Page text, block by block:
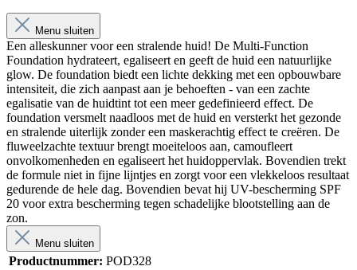
Menu sluiten
Een alleskunner voor een stralende huid! De Multi-Function
Foundation hydrateert, egaliseert en geeft de huid een natuurlijke
glow. De foundation biedt een lichte dekking met een opbouwbare
intensiteit, die zich aanpast aan je behoeften - van een zachte
egalisatie van de huidtint tot een meer gedefinieerd effect. De
foundation versmelt naadloos met de huid en versterkt het gezonde
en stralende uiterlijk zonder een maskerachtig effect te creëren. De
fluweelzachte textuur brengt moeiteloos aan, camoufleert
onvolkomenheden en egaliseert het huidoppervlak. Bovendien trekt
de formule niet in fijne lijntjes en zorgt voor een vlekkeloos resultaat
gedurende de hele dag. Bovendien bevat hij UV-bescherming SPF
20 voor extra bescherming tegen schadelijke blootstelling aan de
zon.
Menu sluiten
Productnummer: POD328